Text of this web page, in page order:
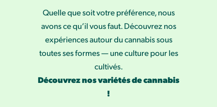
Quelle que soit votre préférence, nous
avons ce qu’il vous faut. Découvrez nos
expériences autour du cannabis sous
toutes ses formes — une culture pour les
cultivés.
Découvrez nos variétés de cannabis
!